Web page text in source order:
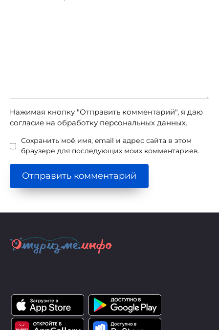
Нажимая кнопку "Отправить комментарий", я даю
согласие на обработку персональных данных.
Сохранить моё имя, email и адрес сайта в этом
браузере для последующих моих комментариев.